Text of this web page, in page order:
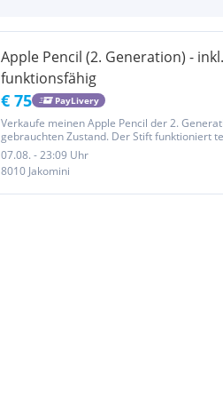
Apple Pencil (2. Generation) -
funktionsfähig
€ 75 PayLivery
Verkaufe meinen Apple Pencil der 2.
gebrauchten Zustand. Der Stift funktioniert
und lässt sich problemlos magnetisch am
Optisch hat er leichte, minimale
die...
07.08. - 23:09 Uhr
8010 Jakomini